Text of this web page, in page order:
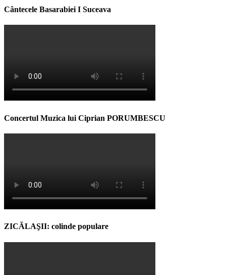
Cântecele Basarabiei I Suceava
Concertul Muzica lui Ciprian PORUMBESCU
ZICĂLAŞII: colinde populare